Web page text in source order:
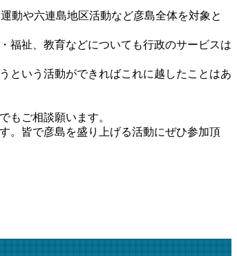
動や六連島地区活動など彦島全体を対象と
福祉、教育などについても行政のサービスは
という活動ができればこれに越したことはあ
もご相談願います。
。皆で彦島を盛り上げる活動にぜひ参加頂